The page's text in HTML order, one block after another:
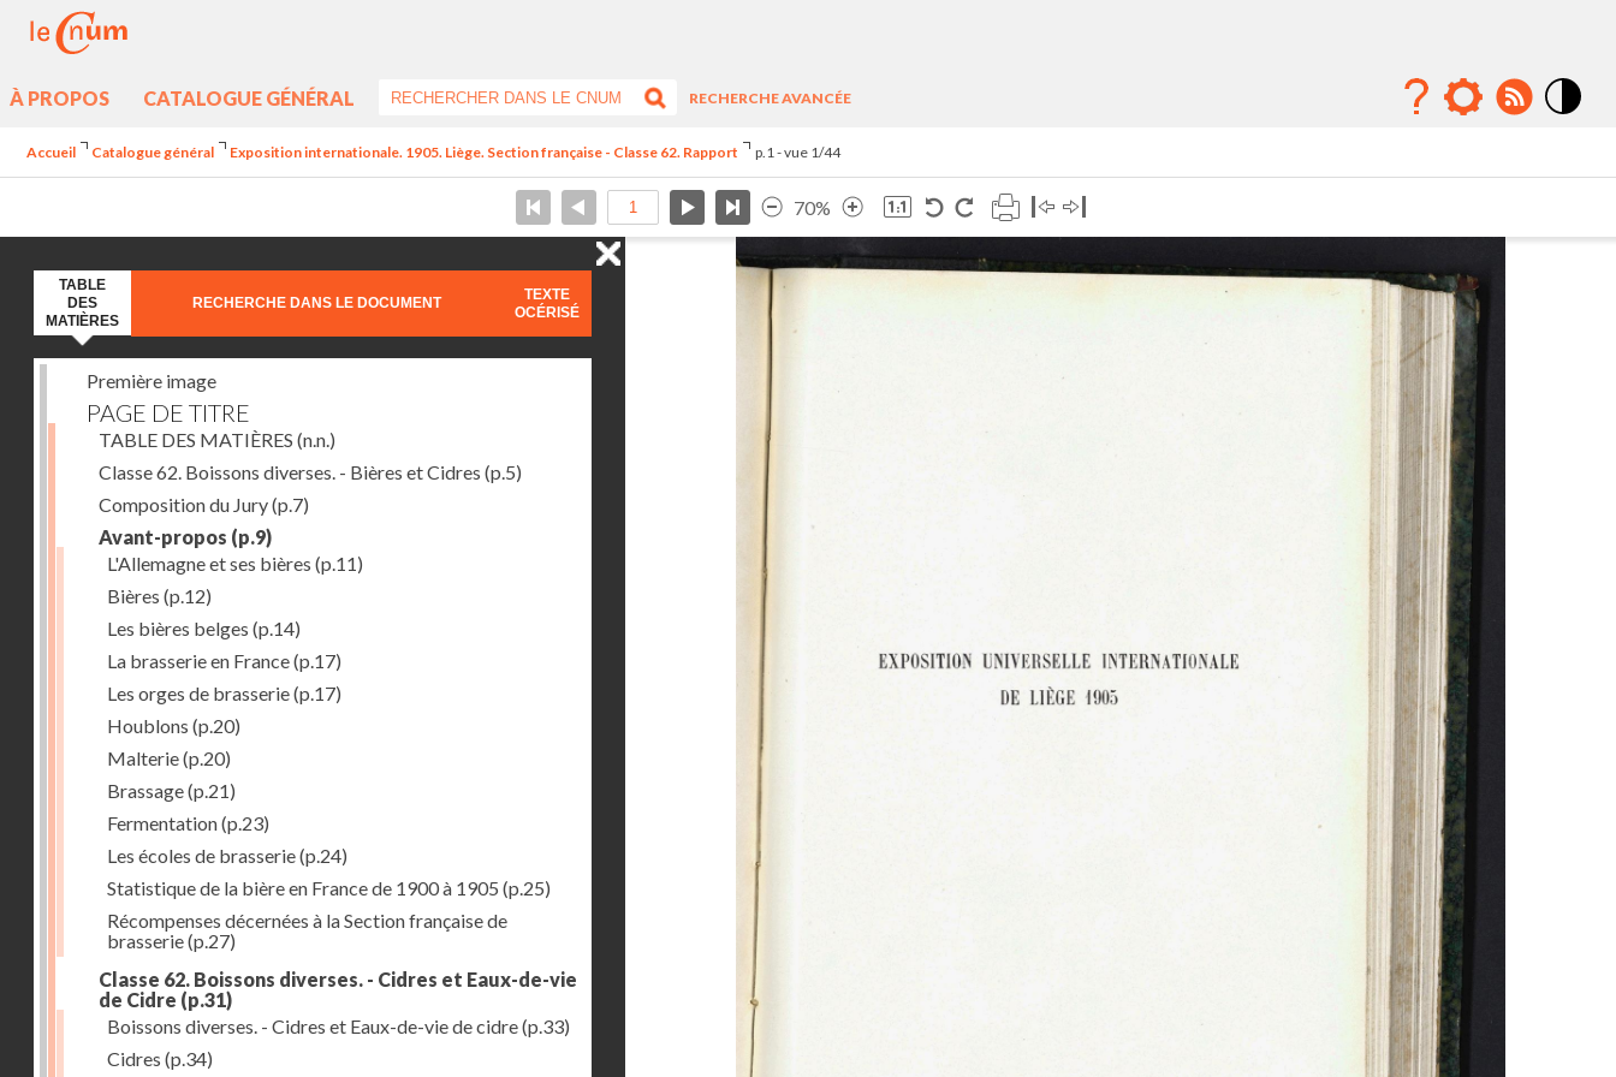
À PROPOS CATALOGUE GÉNÉRAL
RECHERCHE AVANCÉE
Accueil Catalogue général Exposition internationale. 1905. Liège. Section française - Classe 62. Rapport p.1 - vue 1/44
70%
TABLE
DES
MATIÈRES
RECHERCHE DANS LE DOCUMENT
TEXTE
OCÉRISÉ
Première image
PAGE DE TITRE
TABLE DES MATIÈRES (n.n.)
Classe 62. Boissons diverses. - Bières et Cidres (p.5)
Composition du Jury(p.7)
Avant-propos (p.9)
L'Allemagne et ses bières (p.11)
Bières (p.12)
Les bières belges (p.14)
La brasserie en France(p.17)
Les orges de brasserie(p.17)
Houblons (p.20)
Malterie(p.20)
Brassage(p.21)
Fermentation(p.23)
Les écoles de brasserie(p.24)
Statistique de la bière en France de 1900 à 1905 (p.25)
Récompenses décernées à la Section française de
brasserie(p.27)
Classe 62. Boissons diverses. - Cidres et Eaux-de-vie
de Cidre (p.31)
Boissons diverses. - Cidres et Eaux-de-vie de cidre(p.33)
Cidres (p.34)